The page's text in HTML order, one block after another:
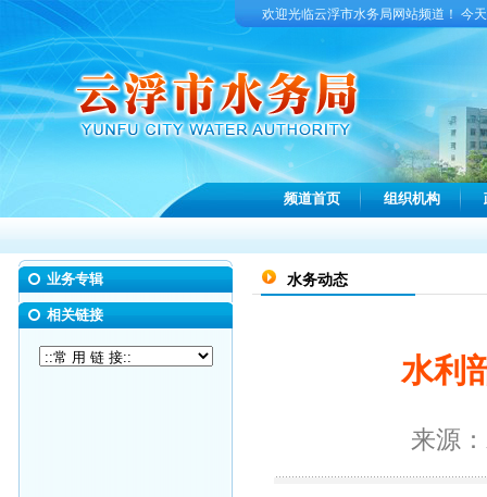
欢迎光临云浮市水务局网站频道！ 今
频道首页 组织机构
业务专辑
相关链接
水务动态
水利
来源